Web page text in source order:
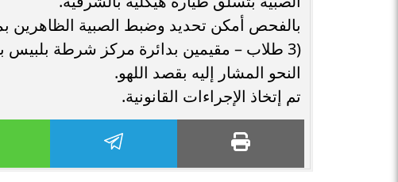
بالفحص أمكن تحديد وضبط الصبية الظاهرين
(3 طلاب – مقيمين بدائرة مركز شرطة بلبيس
النحو المشار إليه بقصد اللهو.
تم إتخاذ الإجراءات القانونية.